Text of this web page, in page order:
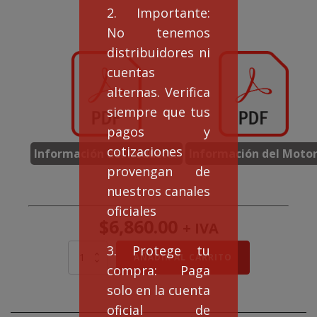
2. Importante:
No tenemos
distribuidores ni
cuentas
alternas. Verifica
siempre que tus
pagos y
cotizaciones
provengan de
nuestros canales
oficiales
3. Protege tu
compra: Paga
solo en la cuenta
oficial de
Información del Reductor Información del Motor
Motorreductor
AÑADIR AL CARRITO